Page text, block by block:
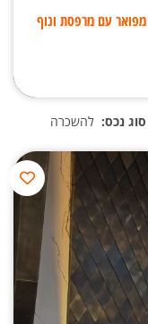
סוג נכס: להשכרה